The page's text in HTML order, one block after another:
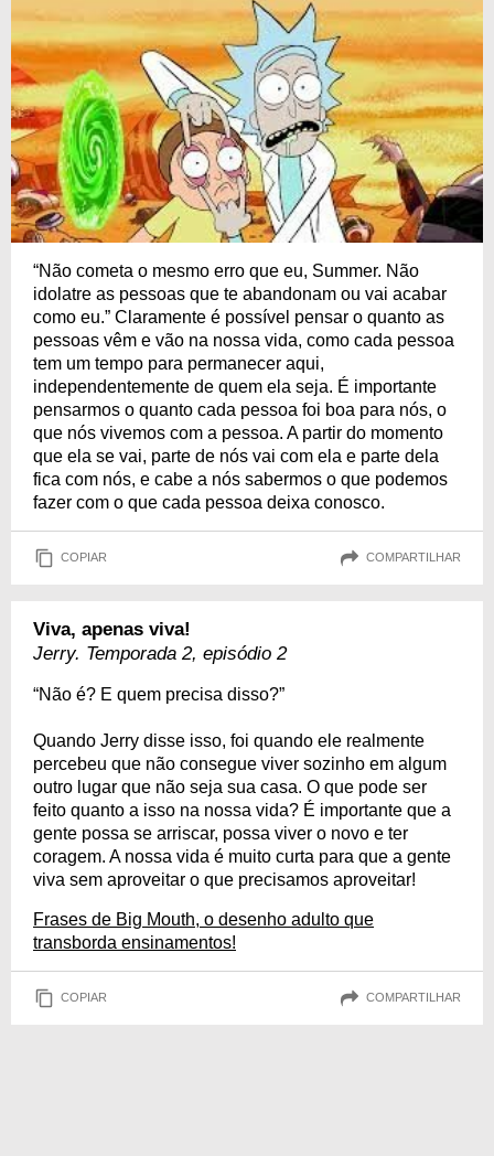
“Não cometa o mesmo erro que eu, Summer. Não
idolatre as pessoas que te abandonam ou vai acabar
como eu.” Claramente é possível pensar o quanto as
pessoas vêm e vão na nossa vida, como cada pessoa
tem um tempo para permanecer aqui,
independentemente de quem ela seja. É importante
pensarmos o quanto cada pessoa foi boa para nós, o
que nós vivemos com a pessoa. A partir do momento
que ela se vai, parte de nós vai com ela e parte dela
fica com nós, e cabe a nós sabermos o que podemos
fazer com o que cada pessoa deixa conosco.
COPIAR COMPARTILHAR
Viva, apenas viva!
Jerry. Temporada 2, episódio 2
“Não é? E quem precisa disso?”
Quando Jerry disse isso, foi quando ele realmente
percebeu que não consegue viver sozinho em algum
outro lugar que não seja sua casa. O que pode ser
feito quanto a isso na nossa vida? É importante que a
gente possa se arriscar, possa viver o novo e ter
coragem. A nossa vida é muito curta para que a gente
viva sem aproveitar o que precisamos aproveitar!
Frases de Big Mouth, o desenho adulto que
transborda ensinamentos!
COPIAR COMPARTILHAR